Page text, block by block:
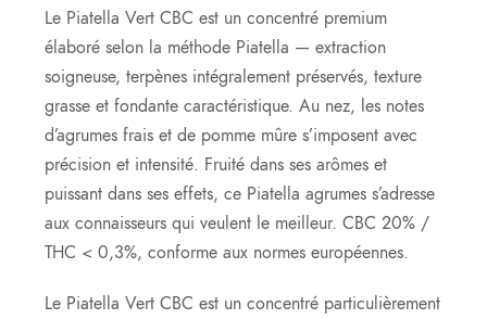
Le Piatella Vert CBC est un concentré premium
élaboré selon la méthode Piatella — extraction
soigneuse, terpènes intégralement préservés, texture
grasse et fondante caractéristique. Au nez, les notes
d’agrumes frais et de pomme mûre s’imposent avec
précision et intensité. Fruité dans ses arômes et
puissant dans ses effets, ce Piatella agrumes s’adresse
aux connaisseurs qui veulent le meilleur. CBC 20% /
THC < 0,3%, conforme aux normes européennes.
Le Piatella Vert CBC est un concentré particulièrement